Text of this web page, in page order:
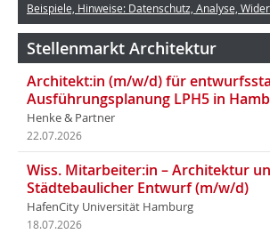
Beispiele, Hinweise: Datenschutz, Analyse,
Stellenmarkt Architektur
Architekt:in (m/w/d) für
Ausführungsplanung LPH5 in
Henke & Partner
22.07.2026
Wiss. Mitarbeiter:in – Architektur
Städtebaulicher Entwurf (m/w/d)
HafenCity Universität Hamburg
18.07.2026